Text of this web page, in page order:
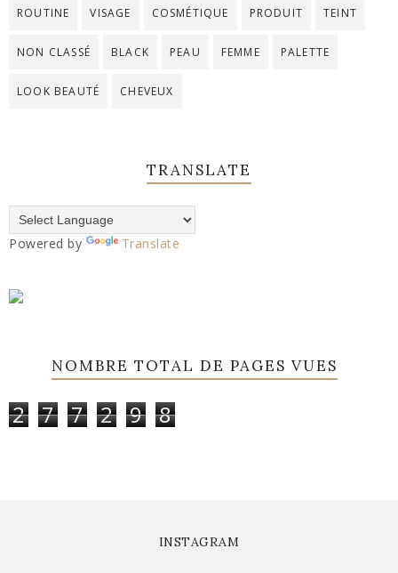
ROUTINE VISAGE COSMÉTIQUE PRODUIT TEINT
NON CLASSÉ BLACK PEAU FEMME PALETTE
LOOK BEAUTÉ CHEVEUX
TRANSLATE
Powered by Translate
NOMBRE TOTAL DE PAGES VUES
2 7 7 2 9 8
INSTAGRAM